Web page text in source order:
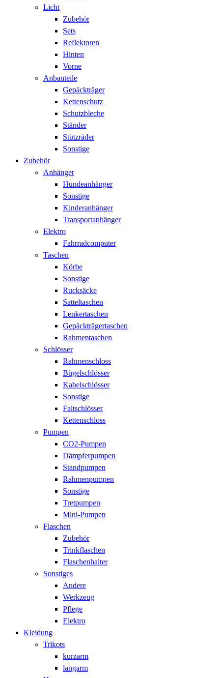
Licht
Zubehör
Sets
Reflektoren
Hinten
Vorne
Anbauteile
Gepäckträger
Kettenschutz
Schutzbleche
Ständer
Stützräder
Sonstige
Zubehör
Anhänger
Hundeanhänger
Sonstige
Kinderanhänger
Transportanhänger
Elektro
Fahrradcomputer
Taschen
Körbe
Sonstige
Rucksäcke
Satteltaschen
Lenkertaschen
Gepäckträgertaschen
Rahmentaschen
Schlösser
Rahmenschloss
Bügelschlösser
Kabelschlösser
Sonstige
Faltschlösser
Kettenschloss
Pumpen
CO2-Pumpen
Dämpferpumpen
Standpumpen
Rahmenpumpen
Sonstige
Tretpumpen
Mini-Pumpen
Flaschen
Zubehör
Trinkflaschen
Flaschenhalter
Sonstiges
Andere
Werkzeug
Pflege
Elektro
Kleidung
Trikots
kurzarm
langarm